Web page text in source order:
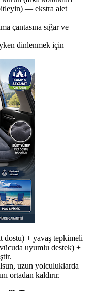
— ekstra alet
çantasına sığar ve
dinlenmek için
dostu) + yavaş tepkimeli
uyumlu destek) +
uzun yolculuklarda
ortadan kaldırır.